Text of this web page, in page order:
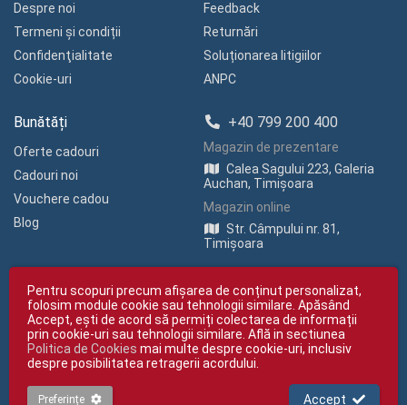
Despre noi
Termeni și condiții
Confidenţialitate
Cookie-uri
Feedback
Returnări
Soluționarea litigiilor
ANPC
Bunătăți
Oferte cadouri
Cadouri noi
Vouchere cadou
Blog
+40 799 200 400
Magazin de prezentare
Calea Sagului 223, Galeria
Auchan, Timișoara
Magazin online
Str. Câmpului nr. 81,
Timișoara
Copyright © giftexpress.ro | Toate drepturile rezervate
giftexpress.ro aparține de Fun Design SRL (CUI RO 15651694, Nr. Reg. Com.
giftexpress.ro folosește cookie-uri. Prețurile afișate includ TVA
Pentru scopuri precum afișarea de conținut personalizat,
folosim module cookie sau tehnologii similare. Apăsând
Accept, ești de acord să permiți colectarea de informații
prin cookie-uri sau tehnologii similare. Află in sectiunea
Politica de Cookies mai multe despre cookie-uri, inclusiv
despre posibilitatea retragerii acordului.
Preferințe Accept